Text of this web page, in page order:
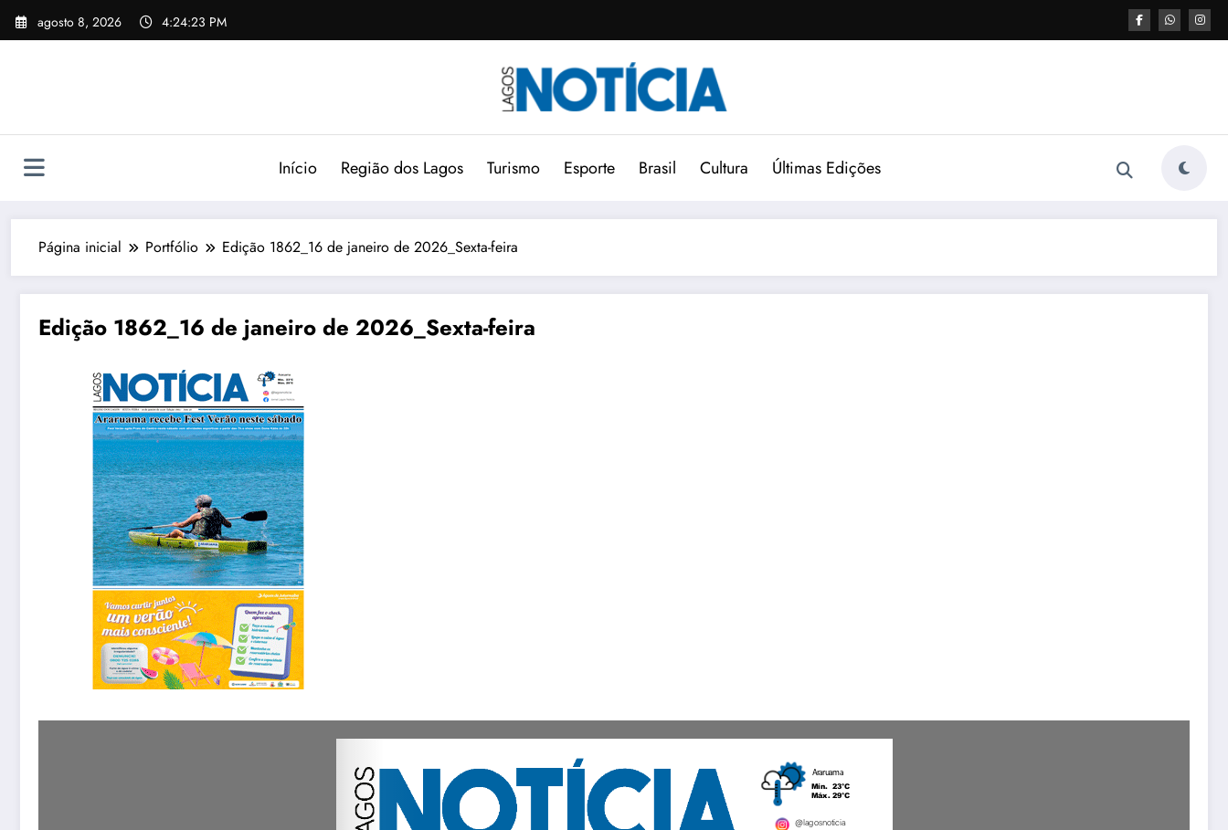
agosto 8, 2026 4:24:24 PM
Início Região dos Lagos Turismo Esporte Brasil Cultura Últimas Edições
Página inicial Portfólio Edição 1862_16 de janeiro de 2026_Sexta-feira
Edição 1862_16 de janeiro de 2026_Sexta-feira